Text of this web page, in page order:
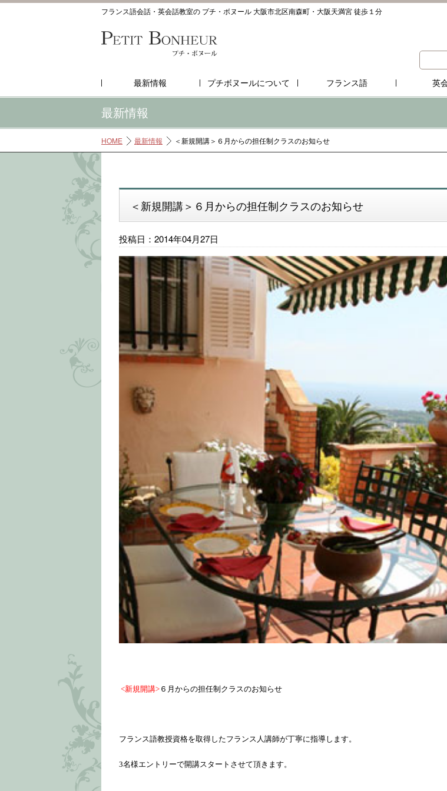
フランス語会話・英会話教室の プチ・ボヌール 大阪市北区南森町・大阪天満宮 徒歩１分
最新情報 プチボヌールについて フランス語 英
最新情報
HOME 最新情報 ＜新規開講＞６月からの担任制クラスのお知らせ
＜新規開講＞６月からの担任制クラスのお知らせ
投稿日：2014年04月27日
<新規開講> ６ 月からの担任制クラスのお知らせ
フランス語教授資格を取得したフランス人講師が丁寧に指導します。
3名様エントリーで開講スタートさせて頂きます。